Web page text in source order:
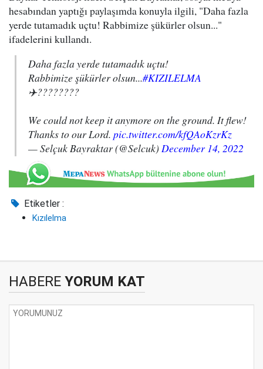
hesabından yaptığı paylaşımda konuyla ilgili, "Daha fazla
yerde tutamadık uçtu! Rabbimize şükürler olsun..."
ifadelerini kullandı.
Daha fazla yerde tutamadık uçtu!
Rabbimize şükürler olsun...#KIZILELMA
✈️????????
We could not keep it anymore on the ground. It flew!
Thanks to our Lord. pic.twitter.com/kfQAoKzrKz
— Selçuk Bayraktar (@Selcuk) December 14, 2022
Etiketler :
Kızılelma
HABERE YORUM KAT